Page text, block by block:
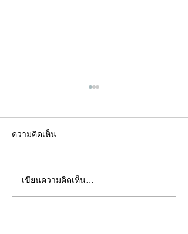
คอลัมน์"จับชีพจรวงการ
พระ"ประจำพุธที่ 29
ความคิดเห็น
เขียนความคิดเห็น…